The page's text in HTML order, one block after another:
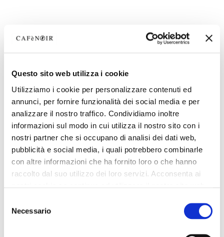
Questo sito web utilizza i cookie
Utilizziamo i cookie per personalizzare contenuti ed
annunci, per fornire funzionalità dei social media e per
analizzare il nostro traffico. Condividiamo inoltre
informazioni sul modo in cui utilizza il nostro sito con i
nostri partner che si occupano di analisi dei dati web,
pubblicità e social media, i quali potrebbero combinarle
con altre informazioni che ha fornito loro o che hanno
raccolto dal suo utilizzo dei loro servizi. Acconsenta ai
delNecessario